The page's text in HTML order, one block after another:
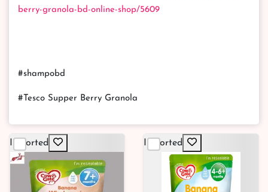
berry-granola-bd-online-shop/5609
#shampobd
#Tesco Supper Berry Granola
Imported Imported